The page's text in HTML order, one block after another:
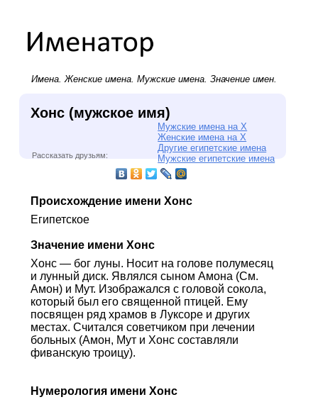
Имена.Женские имена. Мужские имена. Значение имен.
Хонс (мужское имя)
Мужские имена на Х
Женские имена на Х
Другие египетские имена
Мужские египетские имена
Рассказать друзьям:
Происхождение имени Хонс
Египетское
Значение имени Хонс
Хонс — бог луны. Носит на голове полумесяц
и лунный диск. Являлся сыном Амона (См.
Амон) и Мут. Изображался с головой сокола,
который был его священной птицей. Ему
посвящен ряд храмов в Луксоре и других
местах. Считался советчиком при лечении
больных (Амон, Мут и Хонс составляли
фиванскую троицу).
Нумерология имени Хонс